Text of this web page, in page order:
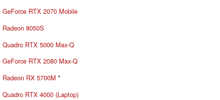
GeForce RTX 2070 Mobile
Radeon 8050S
Quadro RTX 5000 Max-Q
GeForce RTX 2080 Max-Q
Radeon RX 5700M *
Quadro RTX 4000 (Laptop)